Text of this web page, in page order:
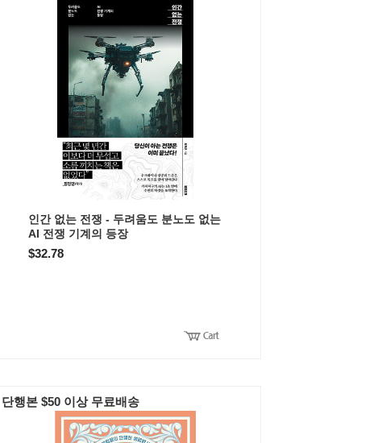
인간 없는 전쟁 - 두려움도 분노도 없는
AI 전쟁 기계의 등장
$32.78
단행본 $50 이상 무료배송